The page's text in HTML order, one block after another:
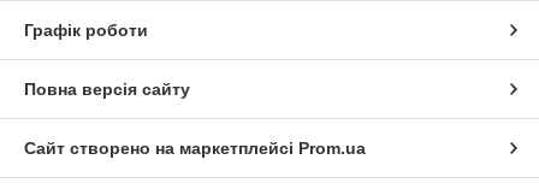
Графік роботи
Повна версія сайту
Сайт створено на маркетплейсі Prom.ua